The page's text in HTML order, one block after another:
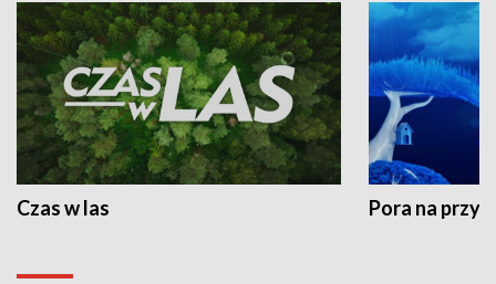
Czas w las Pora na